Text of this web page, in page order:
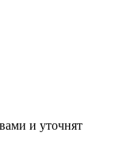
и уточнят